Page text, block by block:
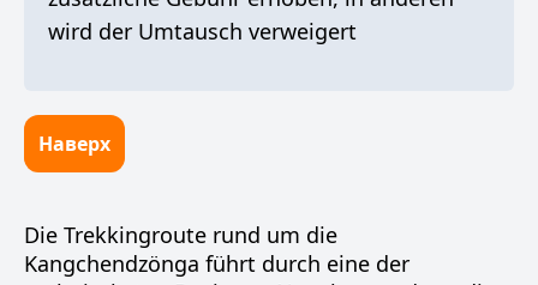
wird der Umtausch verweigert
Наверх
Die Trekkingroute rund um die
Kangchendzönga führt durch eine der